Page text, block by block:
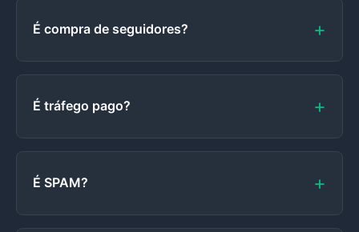
É compra de seguidores?
É tráfego pago?
É SPAM?